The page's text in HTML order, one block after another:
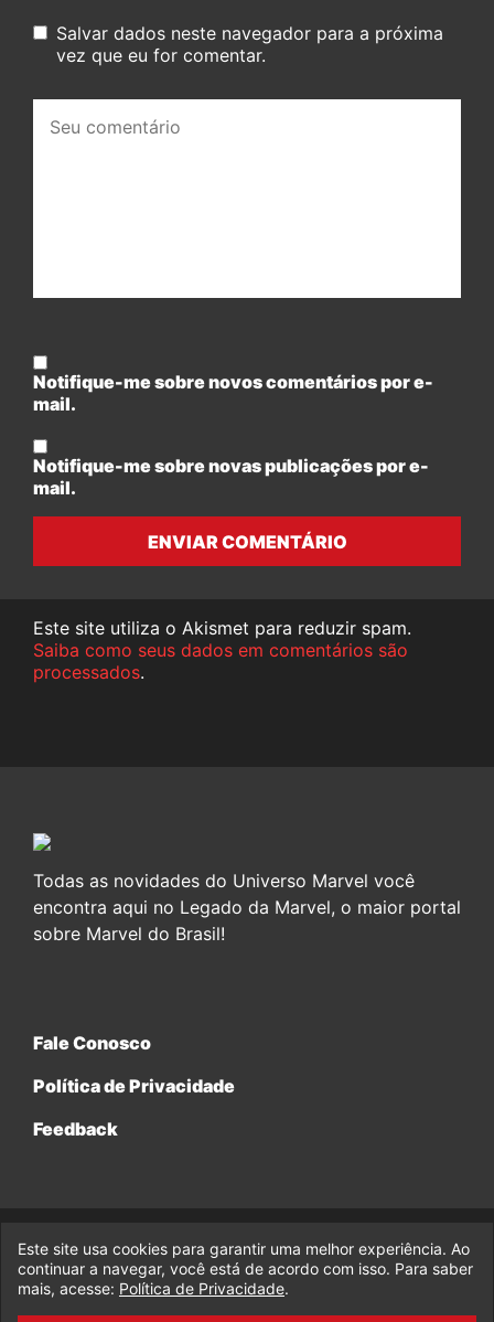
Salvar dados neste navegador para a próxima
vez que eu for comentar.
comentário:
Notifique-me sobre novos comentários por e-
mail.
Notifique-me sobre novas publicações por e-
mail.
ENVIAR COMENTÁRIO
Este site utiliza o Akismet para reduzir spam.
Saiba como seus dados em comentários são
processados.
Todas as novidades do Universo Marvel você
encontra aqui no Legado da Marvel, o maior portal
sobre Marvel do Brasil!
Fale Conosco
Política de Privacidade
Feedback
© 2017-2026 Legado da Marvel, uma empresa da Legado
Enterprises.
fabiolobo
Este site usa cookies para garantir uma melhor experiência. Ao
continuar a navegar, você está de acordo com isso. Para saber
mais, acesse: Política de Privacidade.